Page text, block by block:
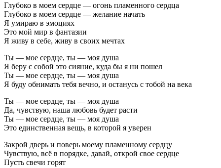
Глубоко в моем сердце — огонь пламенного сердца
Глубоко в моем сердце — желание начать
Я умираю в эмоциях
Это мой мир в фантазии
Я живу в себе, живу в своих мечтах
Ты — мое сердце, ты — моя душа
Я беру с собой это сияние, куда бы я ни пошел
Ты — мое сердце, ты — моя душа
Я буду обнимать тебя вечно, и останусь с тобой на века
Ты — мое сердце, ты — моя душа
Да, чувствую, наша любовь будет расти
Ты — мое сердце, ты — моя душа
Это единственная вещь, в которой я уверен
Закрой дверь и поверь моему пламенному сердцу
Чувствую, всё в порядке, давай, открой свое сердце
Пусть свечи горят